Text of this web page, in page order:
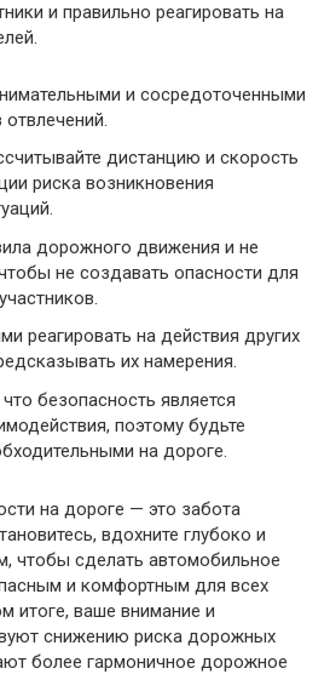
и правильно реагировать на
и сосредоточенными
дистанцию и скорость
риска возникновения
дорожного движения и не
не создавать опасности для
реагировать на действия других
их намерения.
безопасность является
поэтому будьте
на дороге.
на дороге — это забота
вдохните глубоко и
чтобы сделать автомобильное
и комфортным для всех
итоге, ваше внимание и
снижению риска дорожных
более гармоничное дорожное